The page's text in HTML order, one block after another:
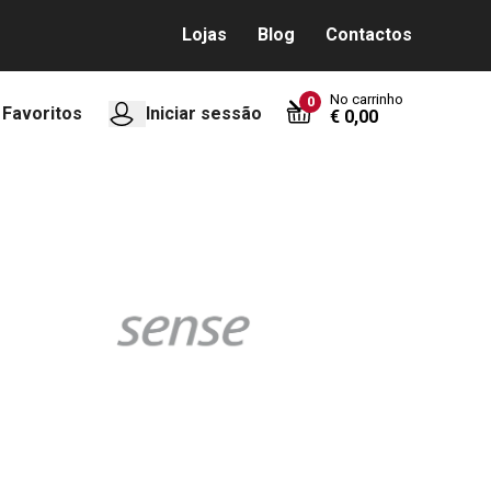
Lojas Blog Contactos
Favoritos Iniciar sessão
0 No carrinho
€ 0,00